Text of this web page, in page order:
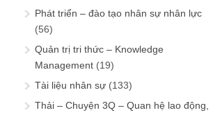
Phát triển – đào tạo nhân sự nhân lực
(56)
Quản trị tri thức – Knowledge
Management (19)
Tài liệu nhân sự (133)
Thải – Chuyện 3Q – Quan hệ lao động,